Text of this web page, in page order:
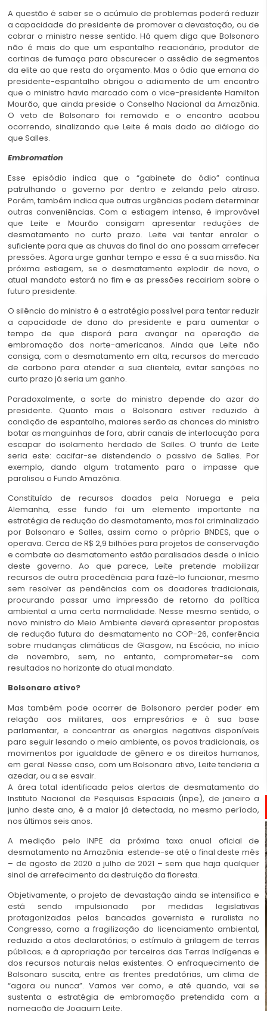
A questão é saber se o acúmulo de problemas poderá reduzir
a capacidade do presidente de promover a devastação, ou de
cobrar o ministro nesse sentido. Há quem diga que Bolsonaro
não é mais do que um espantalho reacionário, produtor de
cortinas de fumaça para obscurecer o assédio de segmentos
da elite ao que resta do orçamento. Mas o ódio que emana do
presidente-espantalho obrigou o adiamento de um encontro
que o ministro havia marcado com o vice-presidente Hamilton
Mourão, que ainda preside o Conselho Nacional da Amazônia.
O veto de Bolsonaro foi removido e o encontro acabou
ocorrendo, sinalizando que Leite é mais dado ao diálogo do
que Salles.
Embromation
Esse episódio indica que o “gabinete do ódio” continua
patrulhando o governo por dentro e zelando pelo atraso.
Porém, também indica que outras urgências podem determinar
outras conveniências. Com a estiagem intensa, é improvável
que Leite e Mourão consigam apresentar reduções de
desmatamento no curto prazo. Leite vai tentar enrolar o
suficiente para que as chuvas do final do ano possam arrefecer
pressões. Agora urge ganhar tempo e essa é a sua missão. Na
próxima estiagem, se o desmatamento explodir de novo, o
atual mandato estará no fim e as pressões recairiam sobre o
futuro presidente.
O silêncio do ministro é a estratégia possível para tentar reduzir
a capacidade de dano do presidente e para aumentar o
tempo de que disporá para avançar na operação de
embromação dos norte-americanos. Ainda que Leite não
consiga, com o desmatamento em alta, recursos do mercado
de carbono para atender a sua clientela, evitar sanções no
curto prazo já seria um ganho.
Paradoxalmente, a sorte do ministro depende do azar do
presidente. Quanto mais o Bolsonaro estiver reduzido à
condição de espantalho, maiores serão as chances do ministro
botar as manguinhas de fora, abrir canais de interlocução para
escapar do isolamento herdado de Salles. O trunfo de Leite
seria este: cacifar-se distendendo o passivo de Salles. Por
exemplo, dando algum tratamento para o impasse que
paralisou o Fundo Amazônia.
Constituído de recursos doados pela Noruega e pela
Alemanha, esse fundo foi um elemento importante na
estratégia de redução do desmatamento, mas foi criminalizado
por Bolsonaro e Salles, assim como o próprio BNDES, que o
operava. Cerca de R$ 2,9 bilhões para projetos de conservação
e combate ao desmatamento estão paralisados desde o início
deste governo. Ao que parece, Leite pretende mobilizar
recursos de outra procedência para fazê-lo funcionar, mesmo
sem resolver as pendências com os doadores tradicionais,
procurando passar uma impressão de retorno da política
ambiental a uma certa normalidade. Nesse mesmo sentido, o
novo ministro do Meio Ambiente deverá apresentar propostas
de redução futura do desmatamento na COP-26, conferência
sobre mudanças climáticas de Glasgow, na Escócia, no início
de novembro, sem, no entanto, comprometer-se com
resultados no horizonte do atual mandato.
Bolsonaro ativo?
Mas também pode ocorrer de Bolsonaro perder poder em
relação aos militares, aos empresários e à sua base
parlamentar, e concentrar as energias negativas disponíveis
para seguir lesando o meio ambiente, os povos tradicionais, os
movimentos por igualdade de gênero e os direitos humanos,
em geral. Nesse caso, com um Bolsonaro ativo, Leite tenderia a
azedar, ou a se esvair.
A área total identificada pelos alertas de desmatamento do
Instituto Nacional de Pesquisas Espaciais (Inpe), de janeiro a
junho deste ano, é a maior já detectada, no mesmo período,
nos últimos seis anos.
A medição pelo INPE da próxima taxa anual oficial de
desmatamento na Amazônia estende-se até o final deste mês
– de agosto de 2020 a julho de 2021 – sem que haja qualquer
sinal de arrefecimento da destruição da floresta.
Objetivamente, o projeto de devastação ainda se intensifica e
está sendo impulsionado por medidas legislativas
protagonizadas pelas bancadas governista e ruralista no
Congresso, como a fragilização do licenciamento ambiental,
reduzido a atos declaratórios; o estímulo à grilagem de terras
públicas; e à apropriação por terceiros das Terras Indígenas e
dos recursos naturais nelas existentes. O enfraquecimento de
Bolsonaro suscita, entre as frentes predatórias, um clima de
“agora ou nunca”. Vamos ver como, e até quando, vai se
sustenta a estratégia de embromação pretendida com a
nomeação de Joaquim Leite.